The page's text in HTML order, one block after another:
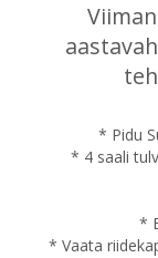
* Pidu
* 4 saali
*
* Vaata